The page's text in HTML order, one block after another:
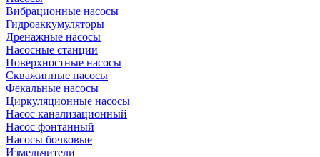
Вибрационные насосы
Гидроаккумуляторы
Дренажные насосы
Насосные станции
Поверхностные насосы
Скважинные насосы
Фекальные насосы
Циркуляционные насосы
Насос канализационный
Насос фонтанный
Насосы бочковые
Измельчители